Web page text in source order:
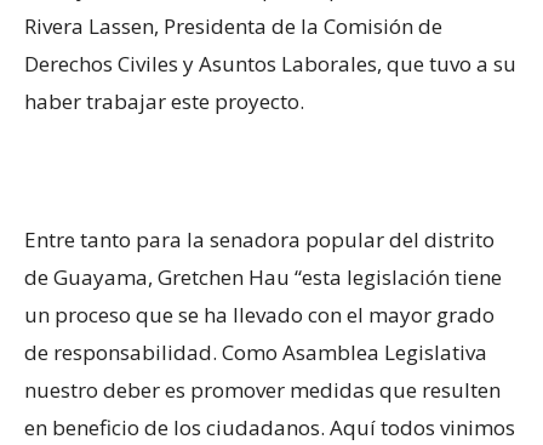
Rivera Lassen, Presidenta de la Comisión de
Derechos Civiles y Asuntos Laborales, que tuvo a su
haber trabajar este proyecto.
Entre tanto para la senadora popular del distrito
de Guayama, Gretchen Hau “esta legislación tiene
un proceso que se ha llevado con el mayor grado
de responsabilidad. Como Asamblea Legislativa
nuestro deber es promover medidas que resulten
en beneficio de los ciudadanos. Aquí todos vinimos